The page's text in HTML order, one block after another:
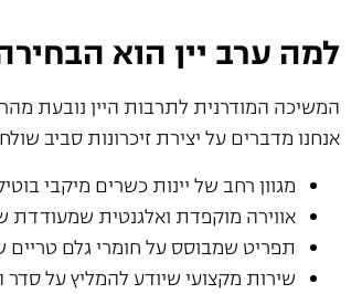
למה ערב יין הוא
המשיכה המודרנית לתרבות היין נובעת
אנחנו מדברים על יצירת זיכרונות סביב
מגוון רחב של יינות כשרים מיקבי
אווירה מוקפדת ואלגנטית שמעודדת
תפריט שמבוסס על חומרי גלם טריים
שירות מקצועי שיודע להמליץ על סדר